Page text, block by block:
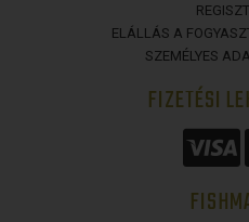
ELÁLLÁS A
SZEMÉLYES
FIZETÉSI